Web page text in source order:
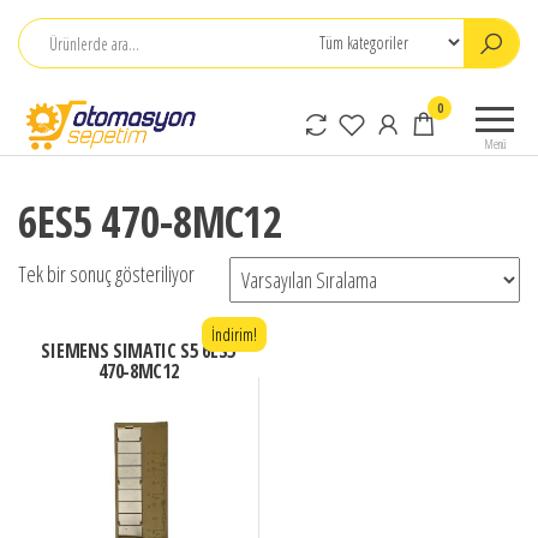
İçeriğe
atla
Otomasyon
Sepetim Menü
0
6ES5 470-8MC12
Tek bir sonuç gösteriliyor
SIEMENS SIMATIC S5 6ES5
470-8MC12
İndirim!